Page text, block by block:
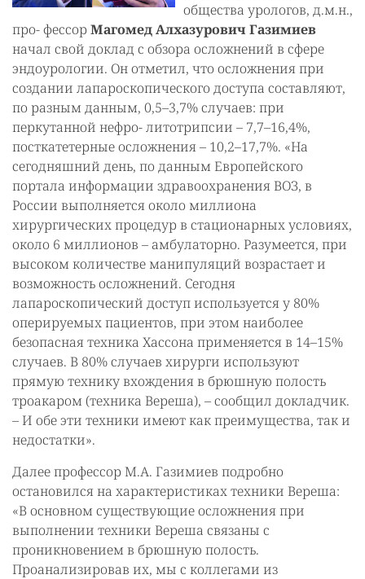
общества урологов, д.м.н.,
про- фессор МагомедАлхазурович Газимиев
начал свой доклад с обзора осложнений в сфере
эндоурологии. Он отметил, что осложнения при
создании лапароскопического доступа составляют,
по разным данным, 0,5–3,7% случаев: при
перкутанной нефро- литотрипсии – 7,7–16,4%,
посткатетерные осложнения – 10,2–17,7%. «На
сегодняшний день, по данным Европейского
портала информации здравоохранения ВОЗ, в
России выполняется около миллиона
хирургических процедур в стационарных условиях,
около 6 миллионов – амбулаторно. Разумеется, при
высоком количестве манипуляций возрастает и
возможность осложнений. Сегодня
лапароскопический доступ используется у 80%
оперируемых пациентов, при этом наиболее
безопасная техника Хассона применяется в 14–15%
случаев. В 80% случаев хирурги используют
прямую технику вхождения в брюшную полость
троакаром (техника Вереша), – сообщил докладчик.
– И обе эти техники имеют как преимущества, так и
недостатки».
Далее профессор М.А. Газимиев подробно
остановился на характеристиках техники Вереша:
«В основном существующие осложнения при
выполнении техники Вереша связаны с
проникновением в брюшную полость.
Проанализировав их, мы с коллегами из